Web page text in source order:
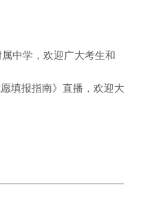
中学，欢迎广大考生和
填报指南》直播，欢迎大